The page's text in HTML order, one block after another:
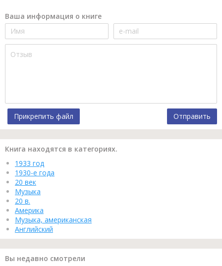
Ваша информация о книге
Прикрепить файл Отправить
Книга находятся в категориях.
1933 год
1930-е года
20 век
Музыка
20 в.
Америка
Музыка, американская
Английский
Вы недавно смотрели